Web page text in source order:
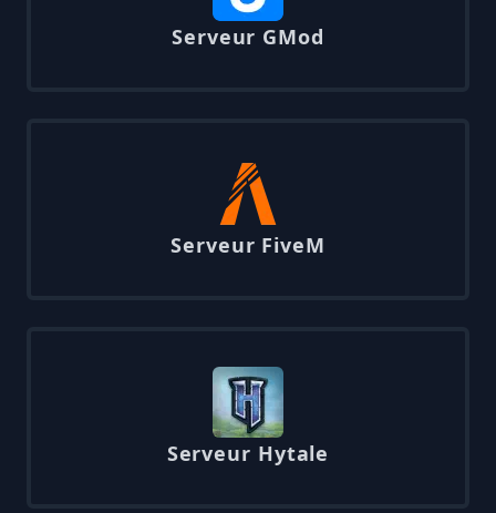
Serveur GMod
Serveur FiveM
Serveur Hytale